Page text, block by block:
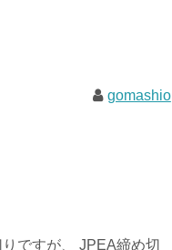
gomashio
ですが、 JPEA締め切